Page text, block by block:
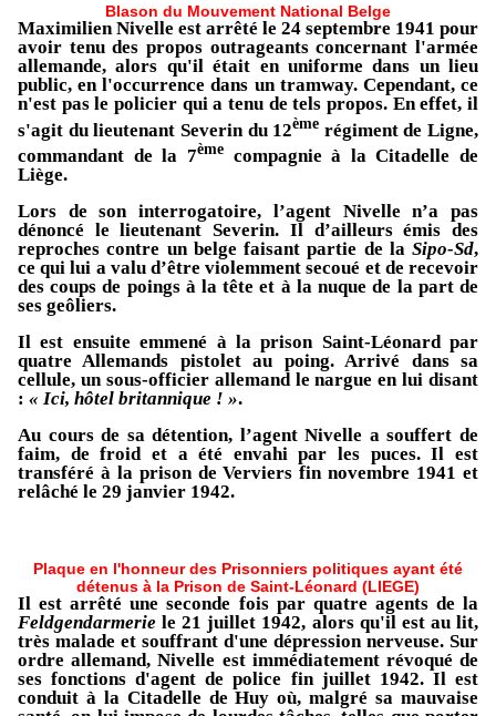
Blason du Mouvement National Belge
Maximilien Nivelle est arrêté le 24 septembre 1941 pour
avoir tenu des propos outrageants concernant l'armée
allemande, alors qu'il était en uniforme dans un lieu
public, en l'occurrence dans un tramway. Cependant, ce
n'est pas le policier qui a tenu de tels propos. En effet, il
s'agit du lieutenant Severin du 12ème régiment de Ligne,
commandant de la 7èmecompagnie à la Citadelle de
Liège.
Lors de son interrogatoire, l’agent Nivelle n’a pas
dénoncé le lieutenant Severin. Il d’ailleurs émis des
reproches contre un belge faisant partie de la Sipo-Sd,
ce qui lui a valu d’être violemment secoué et de recevoir
des coups de poings à la tête et à la nuque de la part de
ses geôliers.
Il est ensuite emmené à la prison Saint-Léonard par
quatre Allemands pistolet au poing. Arrivé dans sa
cellule, un sous-officier allemand le nargue en lui disant
: « Ici, hôtel britannique ! ».
Au cours de sa détention, l’agent Nivelle a souffert de
faim, de froid et a été envahi par les puces. Il est
transféré à la prison de Verviers fin novembre 1941 et
relâché le 29 janvier 1942.
Plaque en l'honneur des Prisonniers politiques ayant été
détenus à la Prison de Saint-Léonard (LIEGE)
Il est arrêté une seconde fois par quatre agents de la
Feldgendarmerie le 21 juillet 1942, alors qu'il est au lit,
très malade et souffrant d'une dépression nerveuse. Sur
ordre allemand, Nivelle est immédiatement révoqué de
ses fonctions d'agent de police fin juillet 1942. Il est
conduit à la Citadelle de Huy où, malgré sa mauvaise